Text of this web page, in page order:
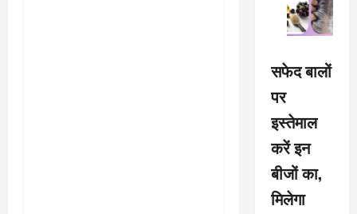
सफेद बालों
पर
इस्तेमाल
करें इन
बीजों का,
मिलेगा